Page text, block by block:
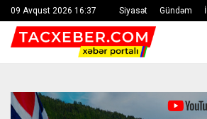
09 Avqust 2026 16:37 Siyasət Gündəm